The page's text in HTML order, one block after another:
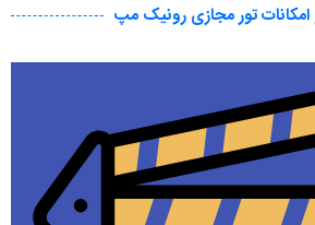
امکانات تور مجازی رونیک مپ